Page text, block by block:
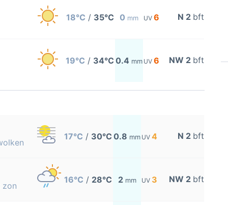
18°C / 35°C 0 mm UV 6 N 2 bft
19°C / 34°C 0.4 mm UV 6 NW 2 bft
17°C / 30°C 0.8 mm UV 4 N 2 bft
zon
16°C / 28°C 2 mm UV 3 NW 2 bft